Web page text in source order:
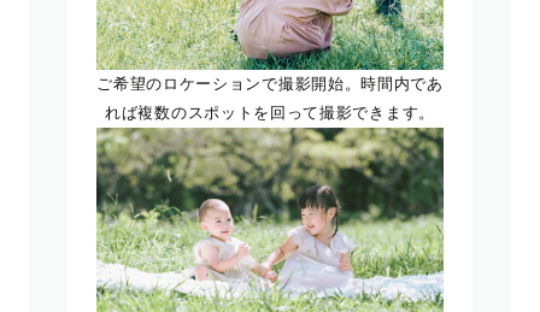
ご希望のロケーションで撮影開始。時間内であ
れば複数のスポットを回って撮影できます。